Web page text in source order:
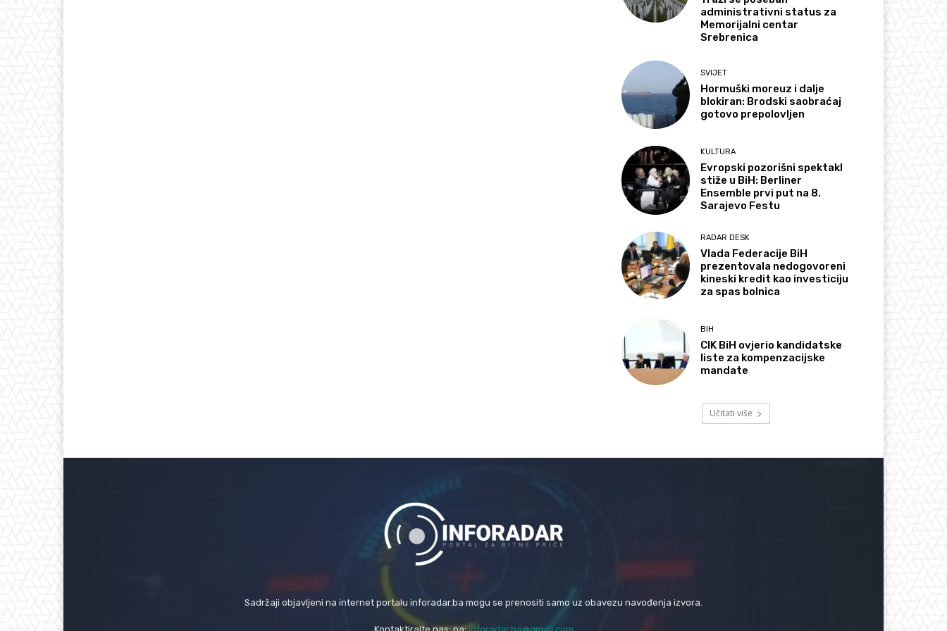
administrativni status za
Memorijalni centar
Srebrenica
SVIJET
Hormuški moreuz i dalje
blokiran: Brodski saobraćaj
gotovo prepolovljen
KULTURA
Evropski pozorišni spektakl
stiže u BiH: Berliner
Ensemble prvi put na 8.
Sarajevo Festu
RADAR DESK
Vlada Federacije BiH
prezentovala nedogovoreni
kineski kredit kao investiciju
za spas bolnica
BIH
CIK BiH ovjerio kandidatske
liste za kompenzacijske
mandate
Učitati više
Sadržaji objavljeni na internet portalu inforadar.ba mogu se prenositi samo uz obavezu navođenja izvora.